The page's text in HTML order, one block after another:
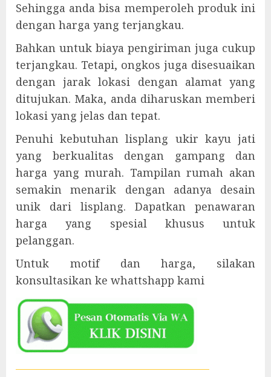
Sehingga anda bisa memperoleh produk ini
dengan harga yang terjangkau.
Bahkan untuk biaya pengiriman juga cukup
terjangkau. Tetapi, ongkos juga disesuaikan
dengan jarak lokasi dengan alamat yang
ditujukan. Maka, anda diharuskan memberi
lokasi yang jelas dan tepat.
Penuhi kebutuhan lisplang ukir kayu jati
yang berkualitas dengan gampang dan
harga yang murah. Tampilan rumah akan
semakin menarik dengan adanya desain
unik dari lisplang. Dapatkan penawaran
harga yang spesial khusus untuk
pelanggan.
Untuk motif dan harga, silakan
konsultasikan ke whattshapp kami